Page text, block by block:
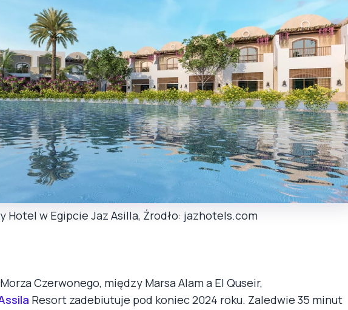
Hotel w Egipcie Jaz Asilla, Źrodło: jazhotels.com
Czerwonego, między Marsa Alam a El Quseir,
Resort zadebiutuje pod koniec 2024 roku. Zaledwie 35 minut